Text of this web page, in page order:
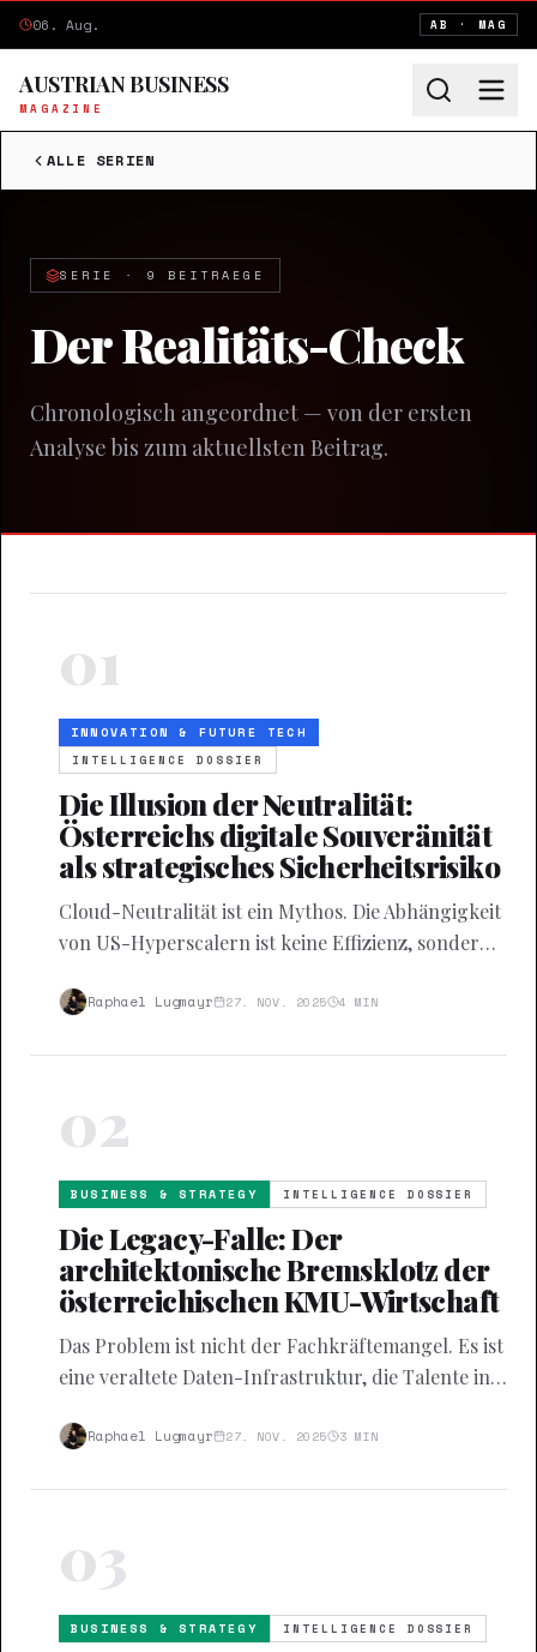
06. Aug. AB · MAG
AUSTRIAN BUSINESS
MAGAZINE
ALLE SERIEN
SERIE · 9 BEITRAEGE
Der Realitäts-Check
Chronologisch angeordnet — von der ersten
Analyse bis zum aktuellsten Beitrag.
01
INNOVATION & FUTURE TECH
INTELLIGENCE DOSSIER
Die Illusion der Neutralität:
Österreichs digitale Souveränität
als strategisches Sicherheitsrisiko
Cloud-Neutralität ist ein Mythos. Die Abhängigkeit
von US-Hyperscalern ist keine Effizienz, sondern
Handlungsfähigkeit.
Raphael Lugmayr 27. NOV. 2025 4 MIN
02
BUSINESS & STRATEGY INTELLIGENCE DOSSIER
Die Legacy-Falle: Der
architektonische Bremsklotz der
österreichischen KMU-Wirtschaft
Das Problem ist nicht der Fachkräftemangel. Es ist
eine veraltete Daten-Infrastruktur, die Talente in
strukturell verhindert.
Raphael Lugmayr 27. NOV. 2025 3 MIN
03
BUSINESS & STRATEGY INTELLIGENCE DOSSIER